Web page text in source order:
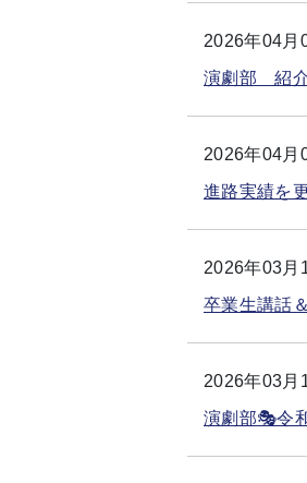
2026年04月
演劇部 紹介
2026年04月
進路実績を
2026年03月
卒業生講話
2026年03月
演劇部🎭令